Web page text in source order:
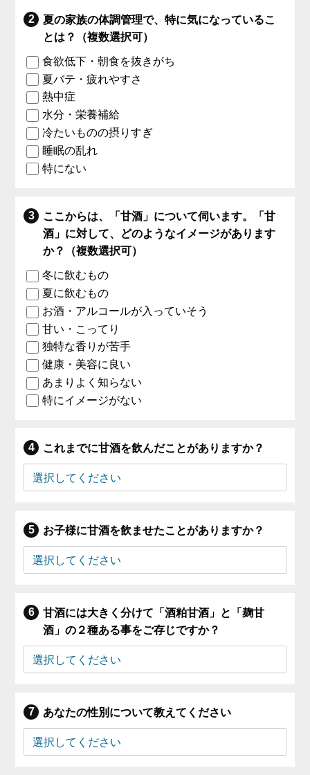
夏の家族の体調管理で、特に気になっているこ
とは？（複数選択可）
食欲低下・朝食を抜きがち
夏バテ・疲れやすさ
熱中症
水分・栄養補給
冷たいものの摂りすぎ
睡眠の乱れ
特にない
ここからは、「甘酒」について伺います。「甘
酒」に対して、どのようなイメージがあります
か？（複数選択可）
冬に飲むもの
夏に飲むもの
お酒・アルコールが入っていそう
甘い・こってり
独特な香りが苦手
健康・美容に良い
あまりよく知らない
特にイメージがない
これまでに甘酒を飲んだことがありますか？
お子様に甘酒を飲ませたことがありますか？
甘酒には大きく分けて「酒粕甘酒」と「麹甘
酒」の２種ある事をご存じですか？
あなたの性別について教えてください